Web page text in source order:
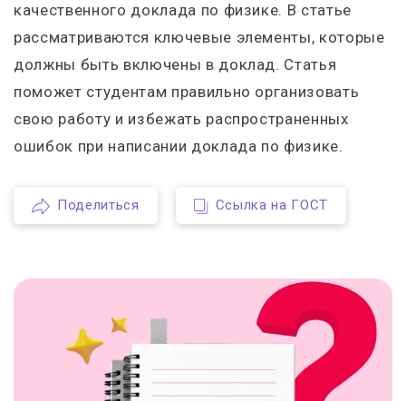
качественного доклада по физике. В статье
рассматриваются ключевые элементы, которые
должны быть включены в доклад. Статья
поможет студентам правильно организовать
свою работу и избежать распространенных
ошибок при написании доклада по физике.
Поделиться Ссылка на ГОСТ